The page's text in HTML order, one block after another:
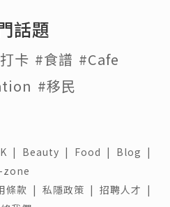
話題
卡 #食譜 #Cafe
#移民
| Beauty | Food | Blog |
zone
條款 | 私隱政策 | 招聘人才 |